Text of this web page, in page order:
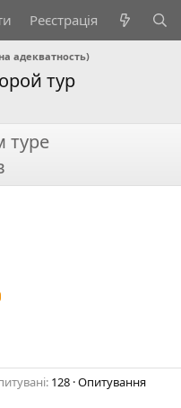
Реєстрація
адекватность)
тур
туре
128 Опитування